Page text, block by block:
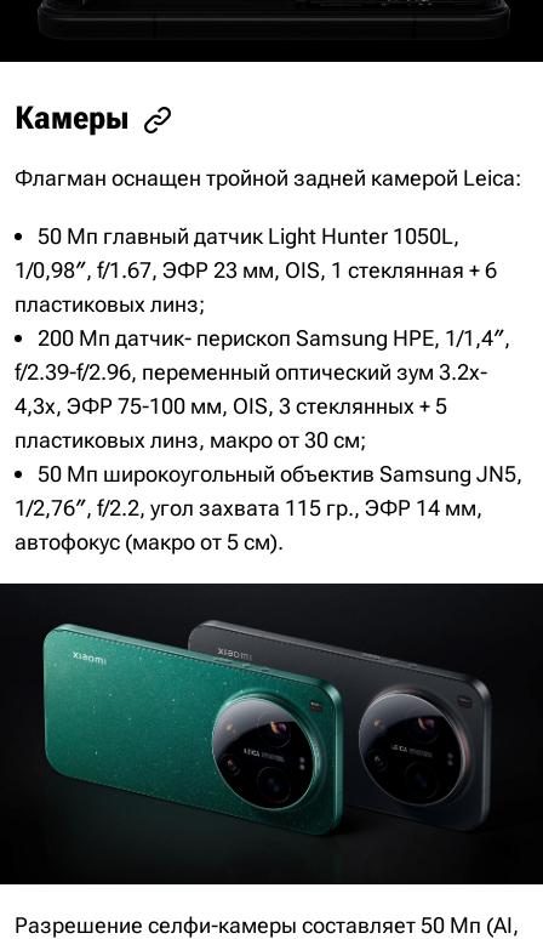
Камеры
Флагман оснащен тройной задней камерой Leica:
50 Мп главный датчик Light Hunter 1050L,
1/0,98″, f/1.67, ЭФР 23 мм, OIS, 1 стеклянная + 6
пластиковых линз;
200 Мп датчик- перископ Samsung HPE, 1/1,4″,
f/2.39-f/2.96, переменный оптический зум 3.2x-
4,3х, ЭФР 75-100 мм, OIS, 3 стеклянных + 5
пластиковых линз, макро от 30 см;
50 Мп широкоугольный объектив Samsung JN5,
1/2,76″, f/2.2, угол захвата 115 гр., ЭФР 14 мм,
автофокус (макро от 5 см).
Разрешение селфи-камеры составляет 50 Мп (AI,